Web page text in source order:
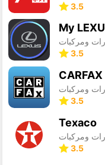
3.5
My
ومركبات
3.5
ومركبات
3.5
Texaco
ومركبات
3.5